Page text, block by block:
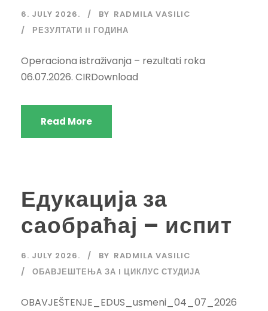
6. JULY 2026. BY RADMILA VASILIC
РЕЗУЛТАТИ II ГОДИНА
Operaciona istraživanja – rezultati roka
06.07.2026. CIRDownload
Read More
Едукација за
саобраћај – испит
6. JULY 2026. BY RADMILA VASILIC
ОБАВЈЕШТЕЊА ЗА I ЦИКЛУС СТУДИЈА
OBAVJEŠTENJE_EDUS_usmeni_04_07_2026